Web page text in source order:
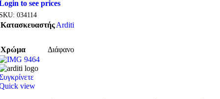
to see prices
034114
ΚατασκευαστήςArditi
Χρώμα Διάφανο
view